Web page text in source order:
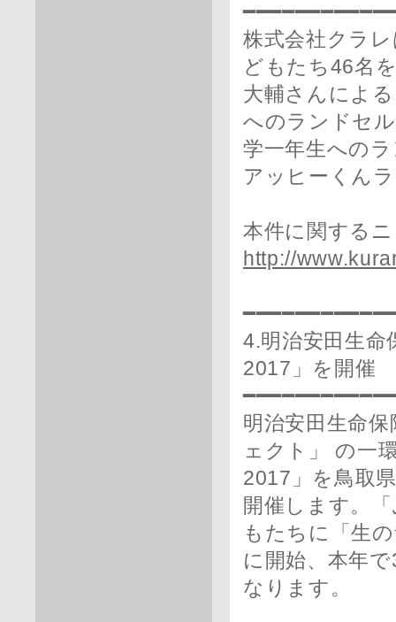
株式会社クラ
どもたち46名
大輔さんによ
へのランドセ
学一年生への
アッヒーくん
本件に関する
http://
4.明治安田生
2017」を開催
明治安田生命
ェクト」 の一
2017」を鳥取
開催します。
もたちに「生
に開始、本年
なります。